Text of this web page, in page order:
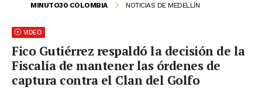
MINUTO30 COLOMBIA NOTICIAS DE MEDELLÍN
VIDEO
Fico Gutiérrez respaldó la decisión de la
Fiscalía de mantener las órdenes de
captura contra el Clan del Golfo